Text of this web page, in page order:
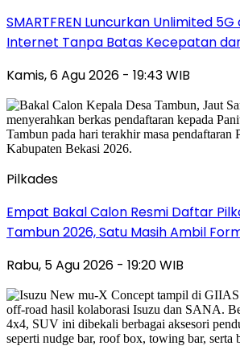
SMARTFREN Luncurkan Unlimited
Internet Tanpa Batas Kecepatan
Kamis, 6 Agu 2026 - 19:43 WIB
Pilkades
Empat Bakal Calon Resmi Daftar
Tambun 2026, Satu Masih Ambil
Rabu, 5 Agu 2026 - 19:20 WIB